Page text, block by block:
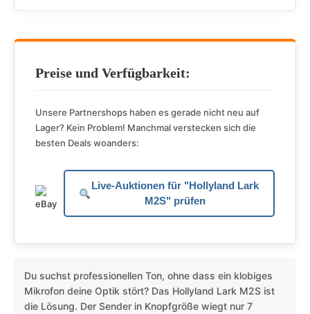
Preise und Verfügbarkeit:
Unsere Partnershops haben es gerade nicht neu auf
Lager? Kein Problem! Manchmal verstecken sich die
besten Deals woanders:
Live-Auktionen für "Hollyland Lark
M2S" prüfen
Du suchst professionellen Ton, ohne dass ein klobiges
Mikrofon deine Optik stört? Das Hollyland Lark M2S ist
die Lösung. Der Sender in Knopfgröße wiegt nur 7